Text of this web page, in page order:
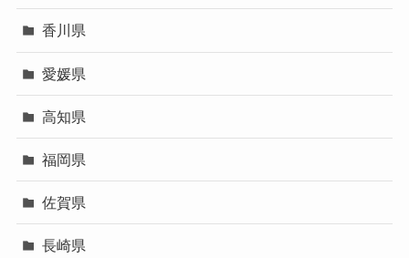
香川県
愛媛県
高知県
福岡県
佐賀県
長崎県